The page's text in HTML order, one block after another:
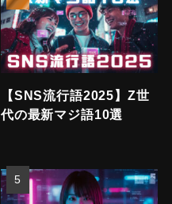
【SNS流行語2025】Z世
代の最新マジ語10選